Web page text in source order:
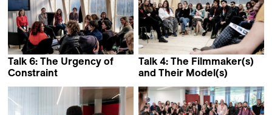
Talk 6: The Urgency of
Constraint
Talk 4: The Filmmaker(s)
and Their Model(s)